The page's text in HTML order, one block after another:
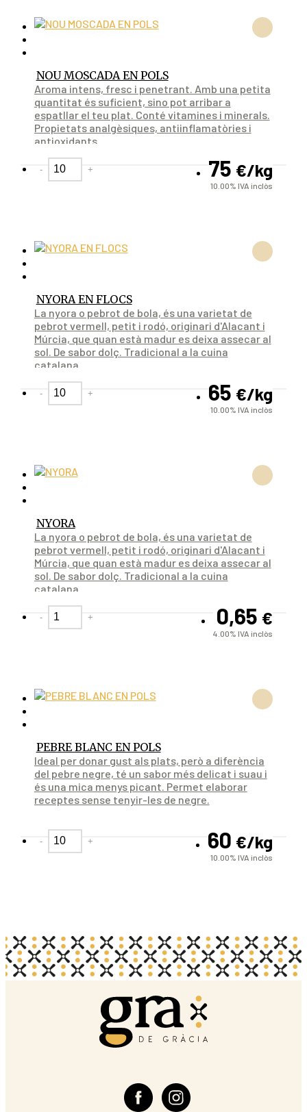
NOU MOSCADA EN POLS
Aroma intens, fresc i penetrant. Amb una petita
quantitat és suficient, sino pot arribar a
espatllar el teu plat. Conté vitamines i minerals.
Propietats analgèsiques, antiinflamatòries i
antioxidants.
75 €/kg
10.00%IVA inclòs
- +
NYORA EN FLOCS
La nyora o pebrot de bola, és una varietat de
pebrot vermell, petit i rodó, originari d'Alacant i
Múrcia, que quan està madur es deixa assecar al
sol. De sabor dolç. Tradicional a la cuina
catalana.
65 €/kg
10.00%IVA inclòs
- +
NYORA
La nyora o pebrot de bola, és una varietat de
pebrot vermell, petit i rodó, originari d'Alacant i
Múrcia, que quan està madur es deixa assecar al
sol. De sabor dolç. Tradicional a la cuina
catalana.
0,65 €
4.00%IVA inclòs
- +
PEBRE BLANC EN POLS
Ideal per donar gust als plats, però a diferència
del pebre negre, té un sabor més delicat i suau i
és una mica menys picant. Permet elaborar
receptes sense tenyir-les de negre.
60 €/kg
10.00%IVA inclòs
- +